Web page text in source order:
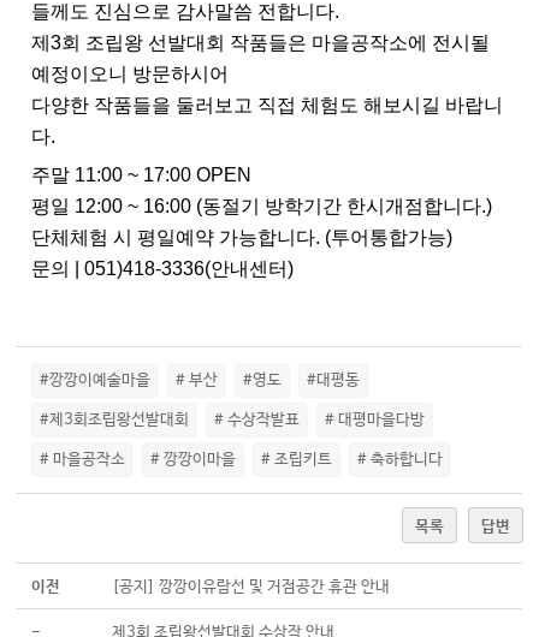
들께도 진심으로 감사말씀 전합니다.
제3회 조립왕 선발대회 작품들은 마을공작소에 전시될
예정이오니 방문하시어
다양한 작품들을 둘러보고 직접 체험도 해보시길 바랍니
다.
주말 11:00 ~ 17:00 OPEN
평일 12:00 ~ 16:00 (동절기 방학기간 한시개점합니다.)
단체체험 시 평일예약 가능합니다. (투어통합가능)
문의 | 051)418-3336(안내센터)
#깡깡이예술마을 # 부산 #영도 #대평동
#제3회조립왕선발대회 # 수상작발표 # 대평마을다방
# 마을공작소 # 깡깡이마을 # 조립키트 # 축하합니다
목록 답변
이전 [공지] 깡깡이유람선 및 거점공간 휴관 안내
- 제3회 조립왕선발대회 수상작 안내